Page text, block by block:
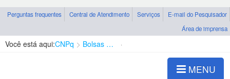
Perguntas frequentes Central de Atendimento Serviços
E-mail do Pesquisador
Área de imprensa
Você está aqui:CNPq Bolsas e Auxílios Vigentes
MENU